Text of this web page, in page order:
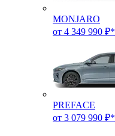
MONJARO
от 4 349 990 ₽*
PREFACE
от 3 079 990 ₽*